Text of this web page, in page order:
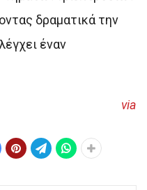
δραματικά την
έναν
via